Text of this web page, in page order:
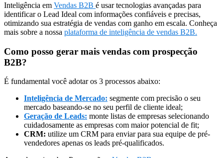
Inteligência em Vendas B2B é usar tecnologias avançadas para
identificar o Lead Ideal com informações confiáveis e precisas,
otimizando sua estratégia de vendas com ganho em escala. Conheça
mais sobre a nossa plataforma de inteligência de vendas B2B.
Como posso gerar mais vendas com prospecção
B2B?
É fundamental você adotar os 3 processos abaixo:
Inteligência de Mercado: segmente com precisão o seu
mercado baseando-se no seu perfil de cliente ideal;
Geração de Leads: monte listas de empresas selecionando
cuidadosamente as empresas com maior potencial de fit;
CRM: utilize um CRM para enviar para sua equipe de pré-
vendedores apenas os leads pré-qualificados.